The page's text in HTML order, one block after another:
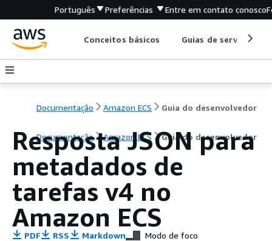
Português Preferências Entre em contato conosco
Conceitos básicos Guias de serviço
Documentação Amazon ECS Guia do desenvolvedor
Documentação Amazon ECS Guia do desenvolvedor
Resposta JSON para
metadados de
tarefas v4 no
Amazon ECS
PDF RSS Markdown Modo de foco